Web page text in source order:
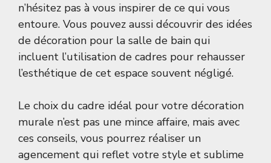
n’hésitez pas à vous inspirer de ce qui vous
entoure. Vous pouvez aussi découvrir des idées
de décoration pour la salle de bain qui
incluent l’utilisation de cadres pour rehausser
l’esthétique de cet espace souvent négligé.
Le choix du cadre idéal pour votre décoration
murale n’est pas une mince affaire, mais avec
ces conseils, vous pourrez réaliser un
agencement qui reflet votre style et sublime